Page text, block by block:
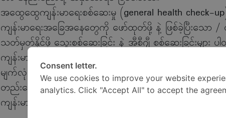
အထွေထွေကျန်းမာရေးစစ်ဆေးမှု (general health
ကျန်းမာရေးအခြေအနေတွေကို ဖော်ထုတ်ဖို့ နဲ့ ဖြစ်ခဲ့ပြီးသေ
သတ်မှတ်နိုင်ဖို့ သွေးစစ်ဆေးခြင်း နဲ့ အီစီဂျီ စစ်ဆေးခြင်းမျာ
ကျန်းမာရေး အခြေအနေတွေကိုတော့ ဖော်ထုတ်နိုင်ခြင်း မရှိပါဘူး။
မျက်လုံးထဲက “မြင်လွှာ” ဆိုတာကတော့ ခန္ဓာကိုယ်ထဲကို ထိုးဖေ
တည်းသော တံခါးပေါက်ပဲ ဖြစ်ပါတယ်။ ဒီသွေးကြောငယ်လေ
ကျန်းမာရေးဆိုင်ရာ မူမမှန်မှုများ စတင်နေပြီဖြစ်တယ်ဆိုတာကို ခ
Consent letter.
We use cookies to improve your website
analytics. Click "Accept All" to accept the